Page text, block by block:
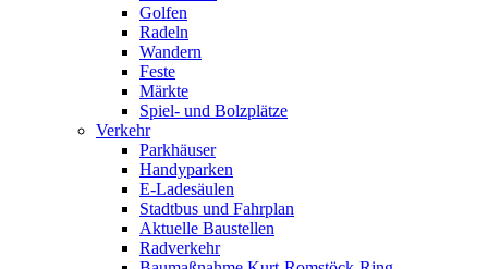
Golfen
Radeln
Wandern
Feste
Märkte
Spiel- und Bolzplätze
Verkehr
Parkhäuser
Handyparken
E-Ladesäulen
Stadtbus und Fahrplan
Aktuelle Baustellen
Radverkehr